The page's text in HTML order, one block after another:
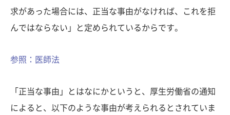
求があった場合には、正当な事由がなければ、これを拒
んではならない」と定められているからです。
参照：医師法
「正当な事由」とはなにかというと、厚生労働省の通知
によると、以下のような事由が考えられるとされていま